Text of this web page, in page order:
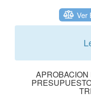
Ver